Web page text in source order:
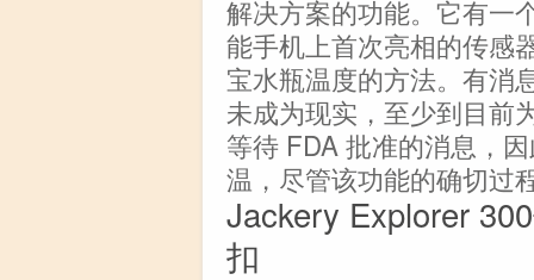
解决方案的功能。它有一
能手机上首次亮相的传感
宝水瓶温度的方法。有消
未成为现实，至少到目前
等待 FDA 批准的消息，
温，尽管该功能的确切过
Jackery Explorer
扣